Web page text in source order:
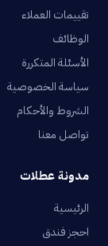
تقييمات العملاء
الوظائف
الأسئلة المتكررة
سياسة الخصوصية
الشروط والأحكام
تواصل معنا
مدونة عطلات
الرئيسية
احجز فندق